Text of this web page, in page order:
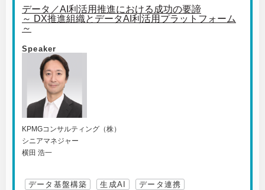
データ／AI利活用推進における成功の要諦
～ DX推進組織とデータAI利活用プラットフォーム
～
Speaker
KPMGコンサルティング（株）
シニアマネジャー
横田 浩一
データ基盤構築 生成AI データ連携